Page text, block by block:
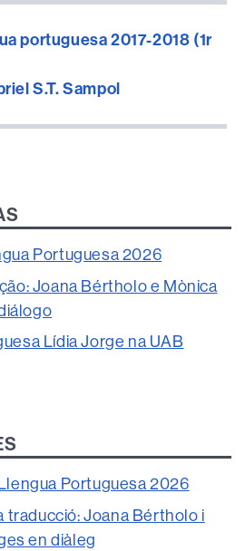
portuguesa 2017-2018 (1r
S.T. Sampol
Portuguesa 2026
Joana Bértholo e Mònica
Lídia Jorge na UAB
Portuguesa 2026
traducció: Joana Bértholo i
en diàleg